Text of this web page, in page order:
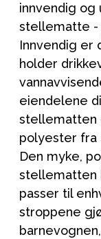
innvendig
stellematte -
Innvendig er
holder
eiendelene
stellematten
polyester fra
Den myke,
stellematten
passer til
stroppene